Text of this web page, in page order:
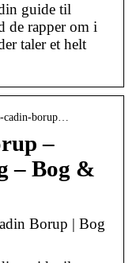
guide til
de rapper om i
taler et helt
cadin-borup…
–
– Bog &
Borup | Bog